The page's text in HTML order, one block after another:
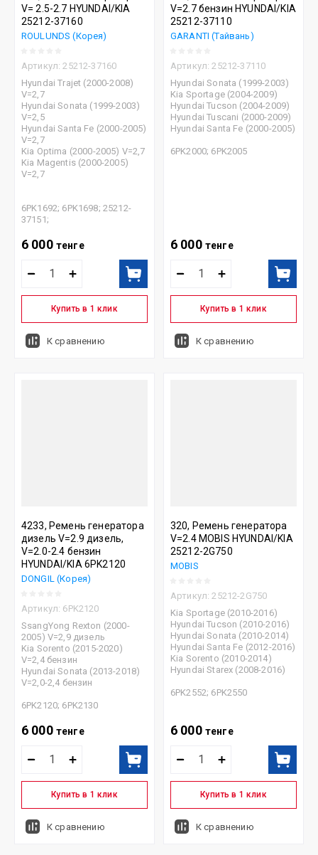
V= 2.5-2.7 HYUNDAI/KIA
25212-37160
ROULUNDS (Корея)
Артикул: 25212-37160
Hyundai Trajet (2000-2008)
V=2,7
Hyundai Sonata (1999-2003)
V=2,5
Hyundai Santa Fe (2000-2005)
V=2,7
Kia Optima (2000-2005) V=2,7
Kia Magentis (2000-2005)
V=2,7
6PK1692; 6PK1698; 25212-
37151;
6 000 тенге
Купить в 1 клик
К сравнению
V=2.7 бензин HYUNDAI/KIA
25212-37110
GARANTI (Тайвань)
Артикул: 25212-37110
Hyundai Sonata (1999-2003)
Kia Sportage (2004-2009)
Hyundai Tucson (2004-2009)
Hyundai Tuscani (2000-2009)
Hyundai Santa Fe (2000-2005)
6PK2000; 6PK2005
6 000 тенге
Купить в 1 клик
К сравнению
4233, Ремень генератора
дизель V=2.9 дизель,
V=2.0-2.4 бензин
HYUNDAI/KIA 6PK2120
DONGIL (Корея)
Артикул: 6PK2120
SsangYong Rexton (2000-
2005) V=2,9 дизель
Kia Sorento (2015-2020)
V=2,4 бензин
Hyundai Sonata (2013-2018)
V=2,0-2,4 бензин
6PK2120; 6PK2130
6 000 тенге
Купить в 1 клик
К сравнению
320, Ремень генератора
V=2.4 MOBIS HYUNDAI/KIA
25212-2G750
MOBIS
Артикул: 25212-2G750
Kia Sportage (2010-2016)
Hyundai Tucson (2010-2016)
Hyundai Sonata (2010-2014)
Hyundai Santa Fe (2012-2016)
Kia Sorento (2010-2014)
Hyundai Starex (2008-2016)
6PK2552; 6PK2550
6 000 тенге
Купить в 1 клик
К сравнению